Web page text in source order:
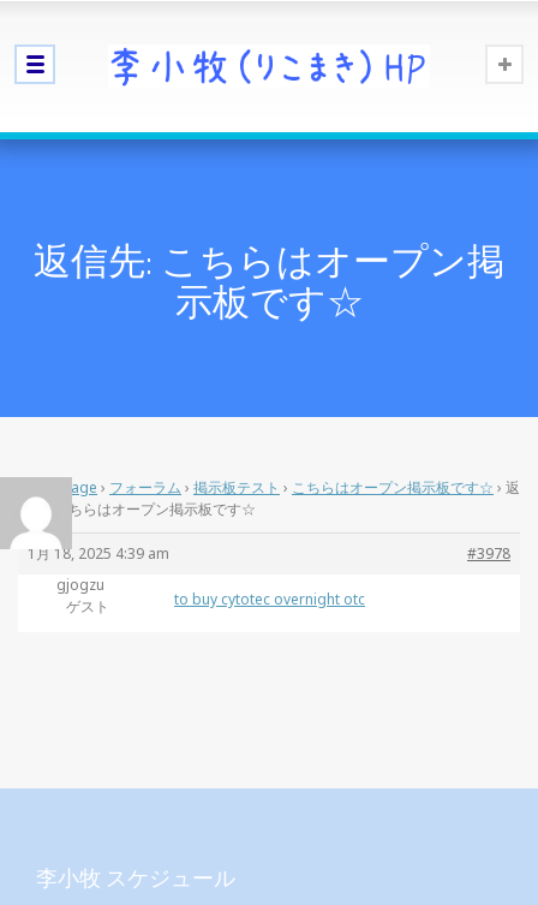
返信先: こちらはオープン掲
示板です☆
Home Page › フォーラム › 掲示板テスト › こちらはオープン掲示板です☆ › 返
信先: こちらはオープン掲示板です☆
1月 18, 2025 4:39 am
#3978
gjogzu
ゲスト
to buy cytotec overnight otc
李小牧 スケジュール